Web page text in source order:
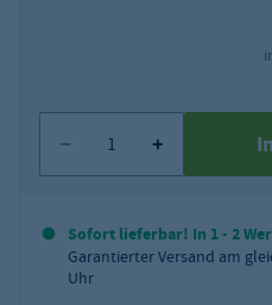
Sofort lieferbar! In 1 - 2
Garantierter Versand am
Uhr